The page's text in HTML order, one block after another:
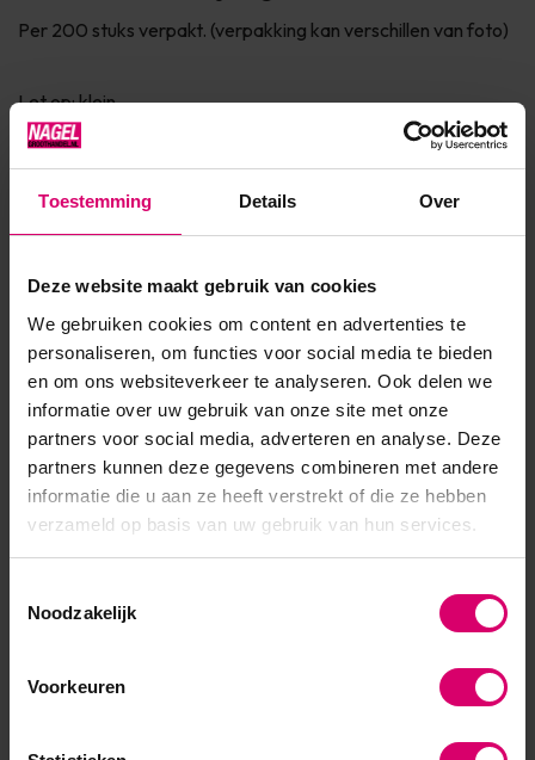
Toestemming Details Over
Deze website maakt gebruik van cookies
We gebruiken cookies om content en advertenties te
personaliseren, om functies voor social media te bieden
en om ons websiteverkeer te analyseren. Ook delen we
informatie over uw gebruik van onze site met onze
partners voor social media, adverteren en analyse. Deze
partners kunnen deze gegevens combineren met andere
informatie die u aan ze heeft verstrekt of die ze hebben
verzameld op basis van uw gebruik van hun services.
Noodzakelijk
Voorkeuren
Per 200 stuks verpakt. (verpakking kan verschillen van foto)
Let op: klein
Product specificaties